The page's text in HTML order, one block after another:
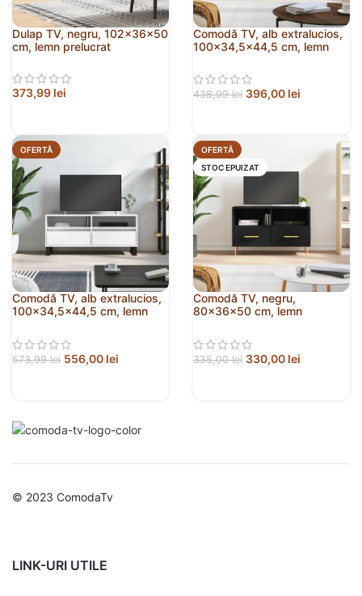
Dulap TV, negru, 102x36x50
cm, lemn prelucrat
373,99 lei
Comodă TV, alb extralucios,
100×34,5×44,5 cm, lemn
438,99lei 396,00 lei
OFERTĂ
Comodă TV, alb extralucios,
100×34,5×44,5 cm, lemn
573,99lei 556,00 lei
OFERTĂ
STOC EPUIZAT
Comodă TV, negru,
80x36x50 cm, lemn
335,00lei 330,00 lei
© 2023 ComodaTv
LINK-URI UTILE